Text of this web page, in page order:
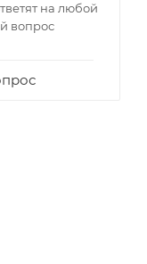
на любой
вопрос